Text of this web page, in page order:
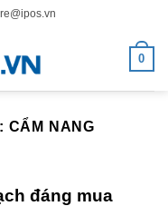
0
CẨM NANG
đáng mua